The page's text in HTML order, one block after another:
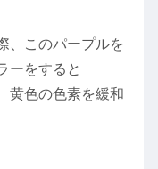
、このパープルを
ーをすると
黄色の色素を緩和